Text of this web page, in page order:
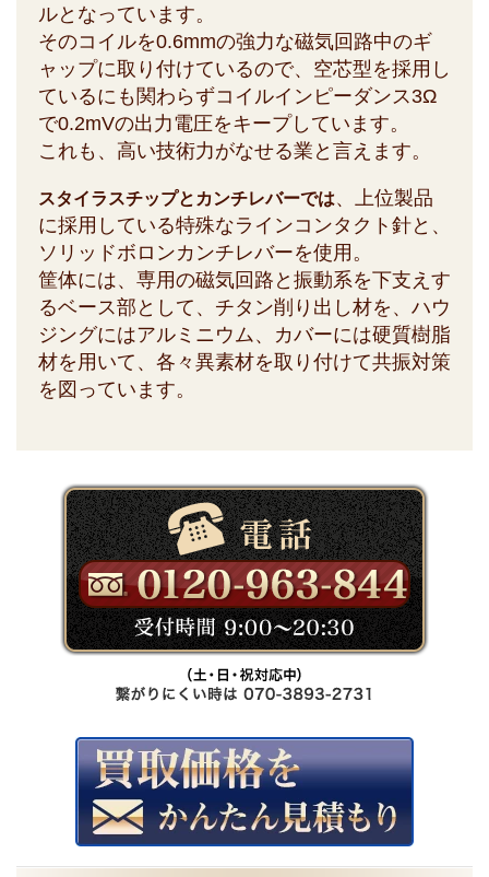
ルとなっています。
そのコイルを0.6mmの強力な磁気回路中のギ
ャップに取り付けているので、空芯型を採用し
ているにも関わらずコイルインピーダンス3Ω
で0.2mVの出力電圧をキープしています。
これも、高い技術力がなせる業と言えます。
スタイラスチップとカンチレバーでは、上位製品
に採用している特殊なラインコンタクト針と、
ソリッドボロンカンチレバーを使用。
筐体には、専用の磁気回路と振動系を下支えす
るベース部として、チタン削り出し材を、ハウ
ジングにはアルミニウム、カバーには硬質樹脂
材を用いて、各々異素材を取り付けて共振対策
を図っています。